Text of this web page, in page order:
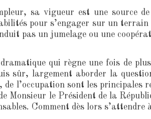
sa vigueur est une source
pour s’engager sur un
pas un jumelage ou une
qui règne une fois de
sûr, largement aborder la
l’occupation sont les principales
le Président de la
Comment dès lors s’attendre